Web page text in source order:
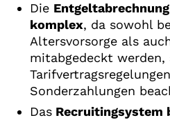
Die
komplex, da sowohl
Altersvorsorge als
mitabgedeckt werden,
Sonderzahlungen
Das Recruitingsystem